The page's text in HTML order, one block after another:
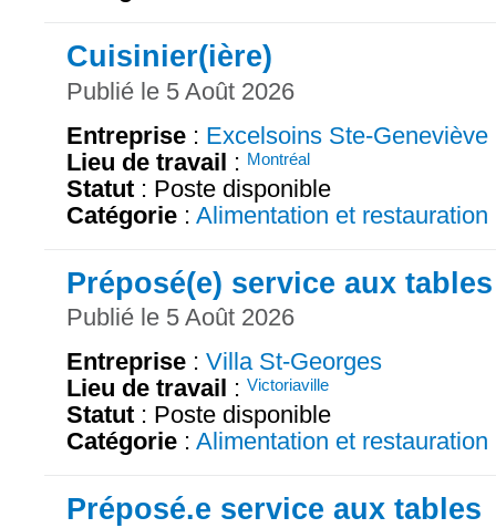
Cuisinier(ière)
Publié le 5 Août 2026
Entreprise : Excelsoins Ste-Geneviève
Lieu de travail : Montréal
Statut : Poste disponible
Catégorie : Alimentation et restauration
Préposé(e) service aux tables
Publié le 5 Août 2026
Entreprise : Villa St-Georges
Lieu de travail : Victoriaville
Statut : Poste disponible
Catégorie : Alimentation et restauration
Préposé.e service aux tables